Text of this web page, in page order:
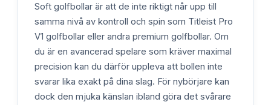
Soft golfbollar är att de inte riktigt når upp till
samma nivå av kontroll och spin som Titleist Pro
V1 golfbollar eller andra premium golfbollar. Om
du är en avancerad spelare som kräver maximal
precision kan du därför uppleva att bollen inte
svarar lika exakt på dina slag. För nybörjare kan
dock den mjuka känslan ibland göra det svårare